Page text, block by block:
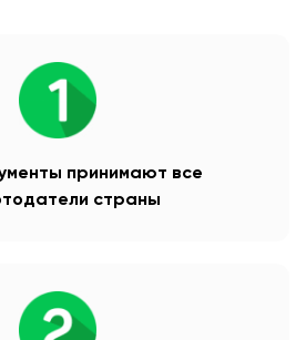
принимают все
страны